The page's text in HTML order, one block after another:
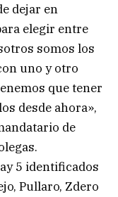
dejar en
elegir entre
somos los
uno y otro
que tener
desde ahora»,
de
5 identificados
Pullaro, Zdero